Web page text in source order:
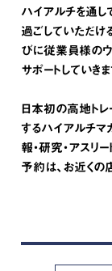
ハイアルチを通し
過ごしていただけ
びに従業員様のウ
サポートしていきま
日本初の高地ト
するハイアルチマ
報・研究・アスリ
予約は、お近くの